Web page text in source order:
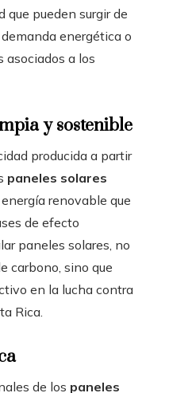
que pueden surgir de
energética o
asociados a los
y sostenible
producida a partir
paneles solares
renovable que
de efecto
paneles solares, no
carbono, sino que
en la lucha contra
Rica.
de los paneles